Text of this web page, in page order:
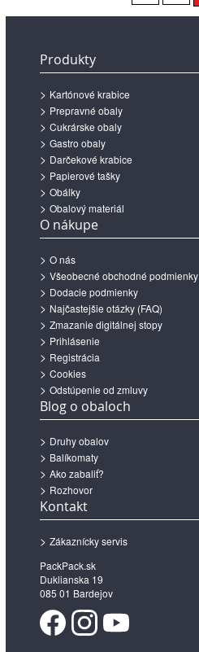
Produkty
Kartónové krabice
Prepravné obaly
Cukrárske obaly
Gastro obaly
Darčekové krabice
Papierové tašky
Obálky
Obalový materiál
O nákupe
O nás
Všeobecné obchodné podmienky
Dodacie podmienky
Najčastejšie otázky (FAQ)
Zmazanie digitálnej stopy
Prihlásenie
Registrácia
Cookies
Odstúpenie od zmluvy
Blog o obaloch
Druhy obalov
Balíkomaty
Ako zabaliť?
Rozhovor
Kontakt
Zákaznícky servis
PackPack.sk
Duklianska 19
085 01 Bardejov